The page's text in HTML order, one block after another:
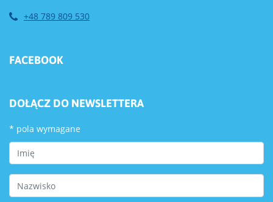
+48 789 809 530
FACEBOOK
DOŁĄCZ DO NEWSLETTERA
* pola wymagane
First Name
Last Name